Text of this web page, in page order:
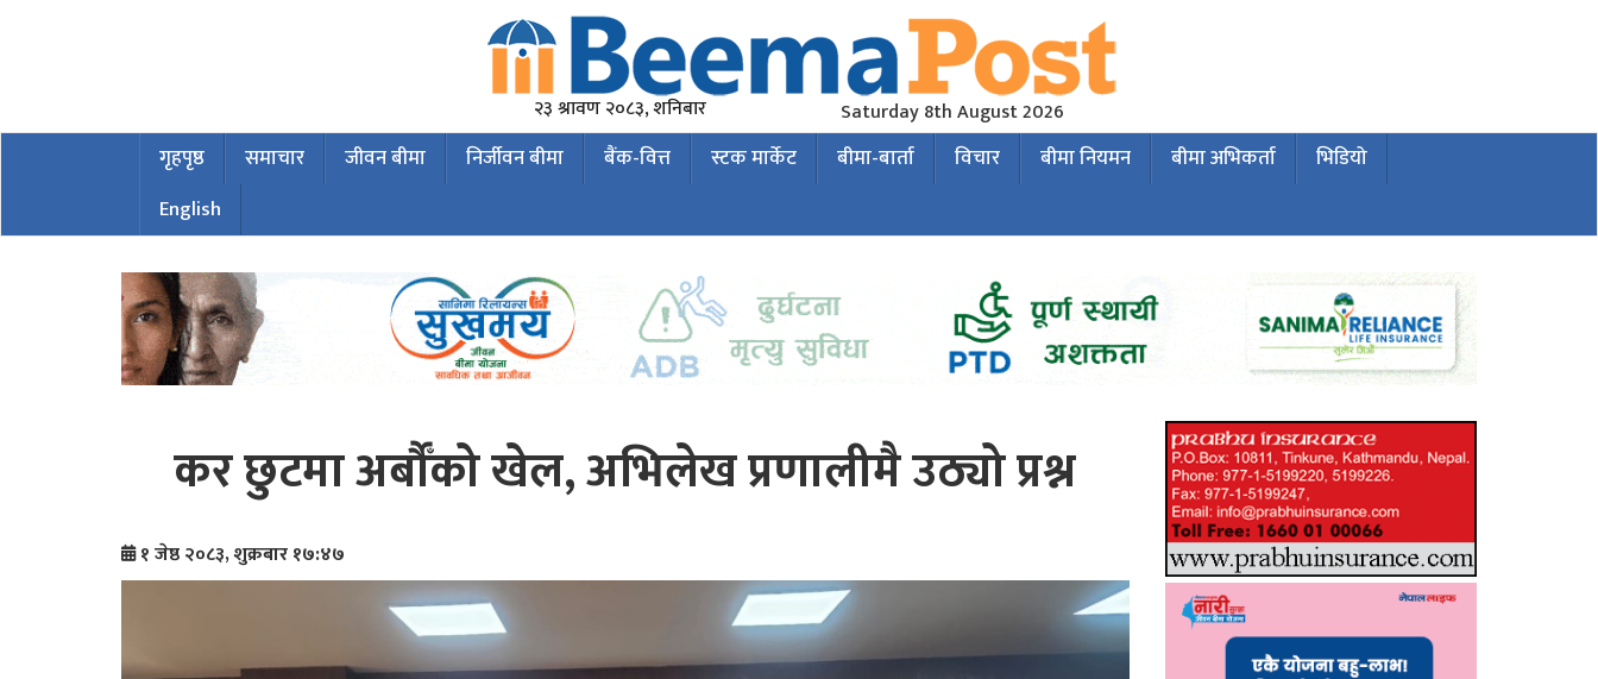
२३ श्रावण २०८३, शनिबार Saturday 8th August 2026
गृहपृष्ठ समाचार जीवन बीमा निर्जीवन बीमा बैंक-वित्त स्टक मार्केट बीमा-बार्ता विचार बीमा नियमन बीमा अभिकर्ता
भिडियो
English
कर छुटमा अर्बौँको खेल, अभिलेख प्रणालीमै उठ्यो प्रश्न
१ जेष्ठ २०८३, शुक्रबार १७:४७